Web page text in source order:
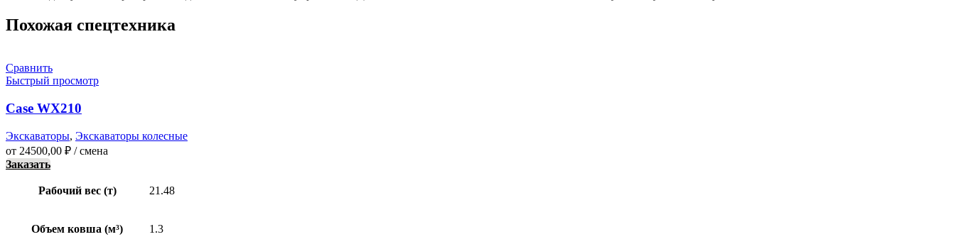
Похожая спецтехника
Сравнить
Быстрый просмотр
Case WX210
Экскаваторы, Экскаваторы колесные
от 24500,00 ₽ / смена
Заказать
Рабочий вес (т) 21.48
Объем ковша (м³) 1.3